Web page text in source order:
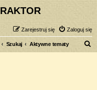
Zaloguj się
Zarejestruj się
Szukaj Aktywne tematy